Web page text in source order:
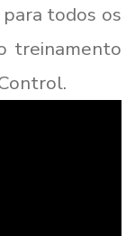
todos os
treinamento